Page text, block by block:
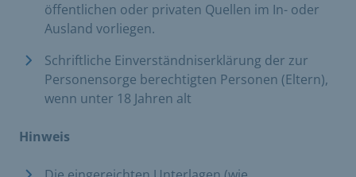
öffentlichen oder privaten Quellen im In- oder
Ausland vorliegen.
Schriftliche Einverständniserklärung der zur
Personensorge berechtigten Personen (Eltern),
wenn unter 18 Jahren alt
Hinweis